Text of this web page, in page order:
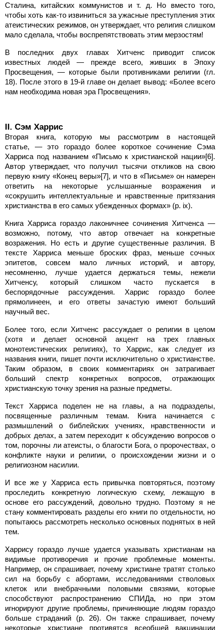
Сталина, китайских коммунистов и т. д. Но вместо того,
чтобы хоть как-то извиниться за ужасные преступления этих
атеистических режимов, он утверждает, что религия слишком
мало сделала, чтобы воспрепятствовать этим мерзостям!
В последних двух главах Хитченс приводит список
известных людей — прежде всего, живших в Эпоху
Просвещения, — которые были противниками религии (гл.
18). После этого в 19-й главе он делает вывод: «Более всего
нам необходима новая эра Просвещения».
II. Сэм Харрис
Вторая книга, которую мы рассмотрим в настоящей
статье, — это гораздо более короткое сочинение Сэма
Харриса под названием «Письмо к христианской нации»[6].
Автор утверждает, что получил тысячи откликов на свою
первую книгу «Конец веры»[7], и что в «Письме» он намерен
ответить на некоторые услышанные возражения и
«сокрушить интеллектуальные и нравственные притязания
христианства в его самых убежденных формах» (p. ix).
Книга Харриса гораздо лаконичнее сочинения Хитченса —
возможно, потому, что автор отвечает на конкретные
возражения. Но есть и другие существенные различия. В
тексте Харриса меньше броских фраз, меньше сочных
эпитетов, совсем мало личных историй, и автору,
несомненно, лучше удается держаться темы, нежели
Хитченсу, который слишком часто пускается в
беспорядочные рассуждения. Харрис гораздо более
прямолинеен, и его ответы зачастую имеют больший
научный вес.
Более того, если Хитченс рассуждает о религии в целом
(хотя и делает основной акцент на трех главных
монотеистических религиях), то Харрис, как следует из
названия книги, пишет почти исключительно о христианстве.
Таким образом, в своих комментариях он затрагивает
больший спектр конкретных вопросов, отражающих
христианскую точку зрения на разные предметы.
Текст Харриса поделен не на главы, а на подразделы,
посвященные различным темам. Книга начинается с
размышлений о библейских учениях, нравственности и
добрых делах, а затем переходит к обсуждению вопросов о
том, порочны ли атеисты, о благости Бога, о пророчествах, о
конфликте науки и религии, о происхождении жизни и о
религиозном насилии.
И все же у Харриса есть привычка повторяться, поэтому
проследить конкретную логическую схему, лежащую в
основе его рассуждений, довольно трудно. Поэтому я не
стану комментировать разделы его книги по отдельности, но
попытаюсь рассмотреть несколько основных поднятых в ней
тем.
Харрису гораздо лучше удается указывать христианам на
видимые противоречия и прочие проблемные моменты.
Например, он спрашивает, почему христиане тратят столько
сил на борьбу с абортами, исследованиями стволовых
клеток или внебрачными половыми связями, которые
способствуют распространению СПИДа, но при этом
игнорируют другие проблемы, причиняющие людям гораздо
больше страданий (p. 26). Он также спрашивает, почему
некоторые христиане противятся всеобщей вакцинации